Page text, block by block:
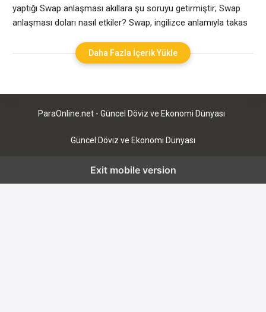
yaptığı Swap anlaşması akıllara şu soruyu getirmiştir; Swap
anlaşması doları nasıl etkiler? Swap, ingilizce anlamıyla takas
kararla belirli vadelerle sabit bir faizle takas edilmesine verilen
isimdir. Vadeler bitince işlem tersine döner. Bu şekilde döviz
Daha Fazla İçerik Yükle
ParaOnline.net - Güncel Döviz ve Ekonomi Dünyası
Güncel Döviz ve Ekonomi Dünyası
Exit mobile version